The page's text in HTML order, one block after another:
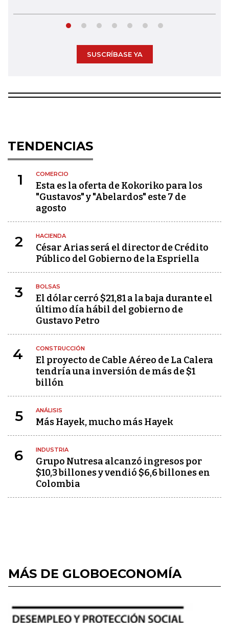
SUSCRÍBASE YA
TENDENCIAS
1 COMERCIO
Esta es la oferta de Kokoriko para los
"Gustavos" y "Abelardos" este 7 de
agosto
2 HACIENDA
César Arias será el director de Crédito
Público del Gobierno de la Espriella
3 BOLSAS
El dólar cerró $21,81 a la baja durante el
último día hábil del gobierno de
Gustavo Petro
4 CONSTRUCCIÓN
El proyecto de Cable Aéreo de La Calera
tendría una inversión de más de $1
billón
5 ANÁLISIS
Más Hayek, mucho más Hayek
6 INDUSTRIA
Grupo Nutresa alcanzó ingresos por
$10,3 billones y vendió $6,6 billones en
Colombia
MÁS DE GLOBOECONOMÍA